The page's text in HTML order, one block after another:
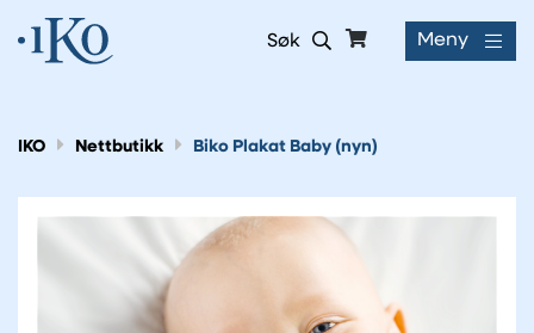
Søk Meny
IKO Nettbutikk Biko Plakat Baby (nyn)